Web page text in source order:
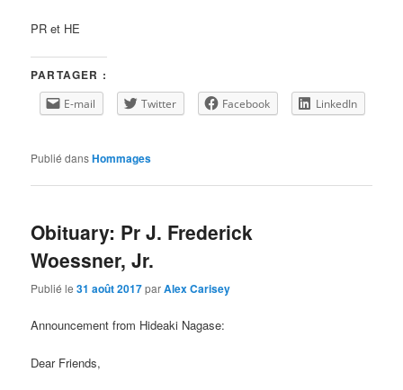
PR et HE
PARTAGER :
E-mail Twitter Facebook LinkedIn
Publié dansHommages
Obituary: Pr J. Frederick
Woessner, Jr.
Publié le31 août 2017parAlex Carisey
Announcement from Hideaki Nagase:
Dear Friends,